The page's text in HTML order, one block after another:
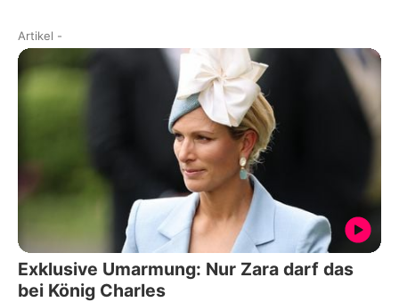
Artikel -
Exklusive Umarmung: Nur Zara darf das
bei König Charles